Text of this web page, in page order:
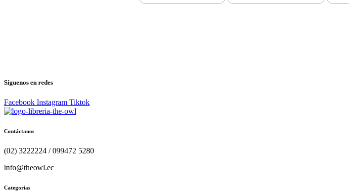
Síguenos en redes
Facebook Instagram Tiktok
Contáctanos
(02) 3222224 / 099472 5280
info@theowl.ec
Categorías